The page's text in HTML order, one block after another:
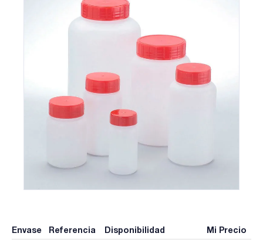
Envase Referencia Disponibilidad Mi Precio